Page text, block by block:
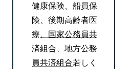
健康保険、船員保
険、後期高齢者医
療 、国家公務員共
済組合、地方公務
員共済組合若しく